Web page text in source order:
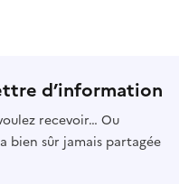
d’information
recevoir… Ou
bien sûr jamais partagée